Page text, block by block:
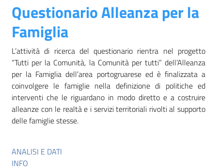
Questionario Alleanza per la
Famiglia
L’attività di ricerca del questionario rientra nel progetto
“Tutti per la Comunità, la Comunità per tutti” dell’Alleanza
per la Famiglia dell’area portogruarese ed è finalizzata a
coinvolgere le famiglie nella definizione di politiche ed
interventi che le riguardano in modo diretto e a costruire
alleanze con le realtà e i servizi territoriali rivolti al supporto
delle famiglie stesse.
ANALISI E DATI
INFO